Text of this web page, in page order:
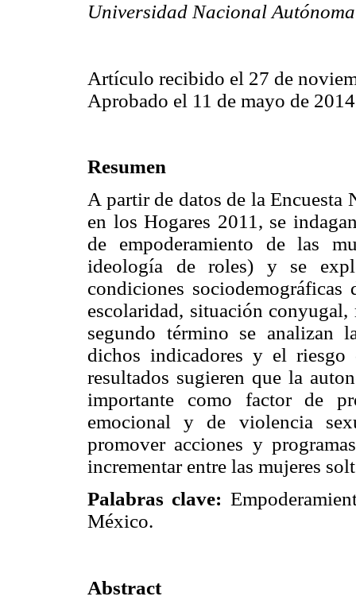
Universidad Nacional
Artículo recibido el 27 de
Aprobado el 11 de mayo de
Resumen
A partir de datos de la Encuesta
en los Hogares 2011, se
de empoderamiento de las
ideología de roles) y se
condiciones
escolaridad, situación
segundo término se analizan
dichos indicadores y el
resultados sugieren que la
importante como factor de
emocional y de violencia
promover acciones y
incrementar entre las mujeres
Palabras clave:
México.
Abstract